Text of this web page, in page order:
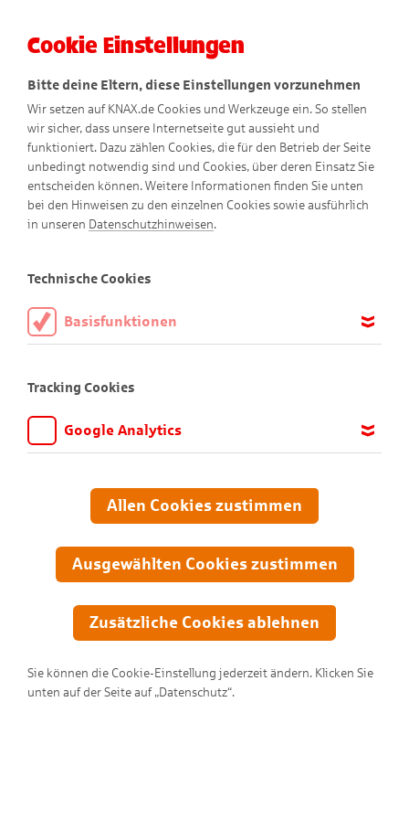
Der kleine Racker
Cookie Einstellungen
Bitte deine Eltern, diese Einstellungen vorzunehmen
Wir setzen auf KNAX.de Cookies und Werkzeuge ein. So stellen
wir sicher, dass unsere Internetseite gut aussieht und
funktioniert. Dazu zählen Cookies, die für den Betrieb der Seite
unbedingt notwendig sind und Cookies, über deren Einsatz Sie
entscheiden können. Weitere Informationen finden Sie unten
bei den Hinweisen zu den einzelnen Cookies sowie ausführlich
in unseren Datenschutzhinweisen.
Technische Cookies
Basisfunktionen
aktiviert sein.
Tracking Cookies
Google Analytics
anpassen und verbessern können. Aus diesem Grund nutzen wir
Google Analytics. Dieses Werkzeug erfasst die Seitenaufrufe zu
Übertragung anonymisiert.
Allen Cookies zustimmen
Ausgewählten Cookies zustimmen
Zusätzliche Cookies ablehnen
Sie können die Cookie-Einstellung jederzeit ändern. Klicken Sie
unten auf der Seite auf „Datenschutz“.